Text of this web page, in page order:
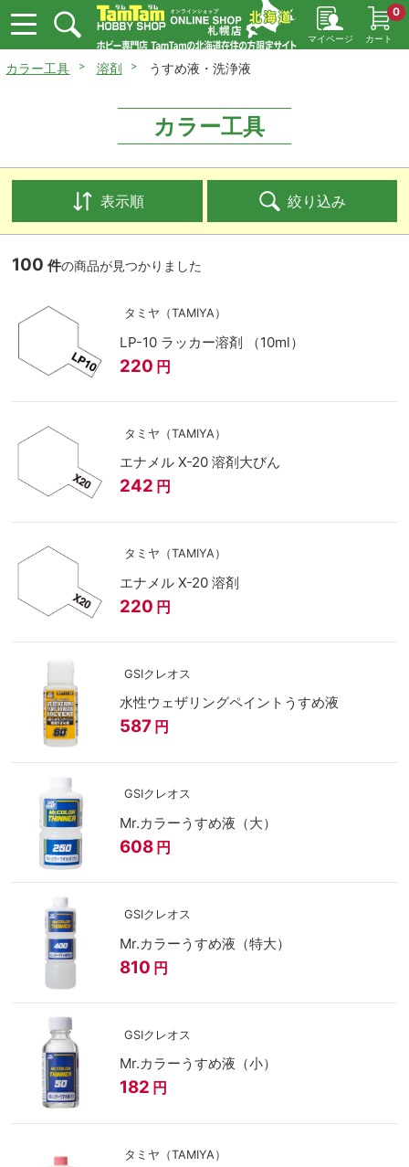
マイページ カート
0
カラー工具 溶剤 うすめ液・洗浄液
カラー工具
表示順 絞り込み
100 件の商品が見つかりました
タミヤ（TAMIYA）
LP-10 ラッカー溶剤 （10ml）
220 円
タミヤ（TAMIYA）
エナメル X-20 溶剤大びん
242 円
タミヤ（TAMIYA）
エナメル X-20 溶剤
220 円
GSIクレオス
水性ウェザリングペイントうすめ液
587 円
GSIクレオス
Mr.カラーうすめ液（大）
608 円
GSIクレオス
Mr.カラーうすめ液（特大）
810 円
GSIクレオス
Mr.カラーうすめ液（小）
182 円
タミヤ（TAMIYA）